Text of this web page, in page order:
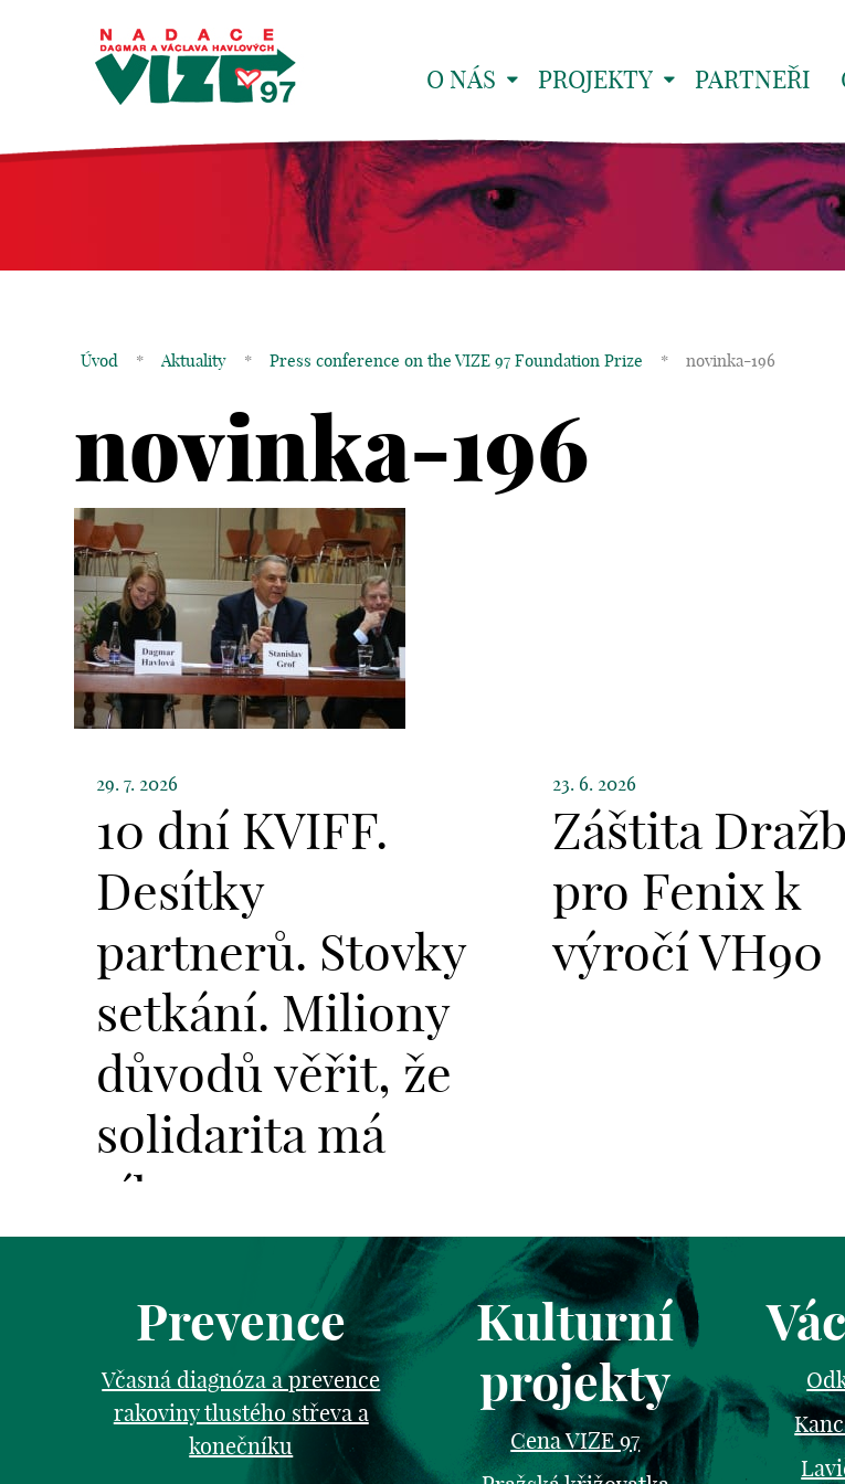
O NÁS PROJEKTY PARTNEŘI
Úvod * Aktuality * Press conference on the VIZE 97 Foundation Prize * novinka-196
novinka-196
29. 7. 2026
10 dní KVIFF.
Desítky
partnerů. Stovky
setkání. Miliony
důvodů věřit, že
solidarita má
sílu.
23. 6. 2026
Záštita
pro Fenix k
výročí VH90
Prevence
Včasná diagnóza a prevence
rakoviny tlustého střeva a
konečníku
Kulturní
projekty
Cena VIZE 97